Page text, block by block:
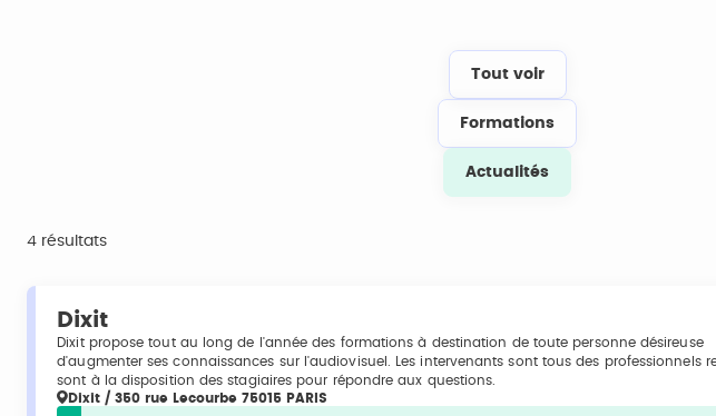
Tout voir
Formations
Actualités
4 résultats
Dixit
Dixit propose tout au long de l'année des formations à destination de toute personne désireuse
d'augmenter ses connaissances sur l'audiovisuel. Les intervenants sont tous des professionnels
sont à la disposition des stagiaires pour répondre aux questions.
Dixit / 350 rue Lecourbe 75015 PARIS